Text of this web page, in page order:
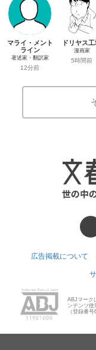
マライ・メント
ライン
著述家・翻訳家
12分前
ドリヤス
漫画家
5時間前
広告掲載について
ABJマーク
ンテンツ使
（登録番